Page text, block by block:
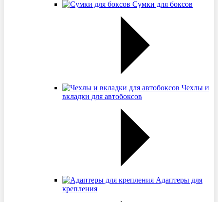
Сумки для боксов
Чехлы и
вкладки для автобоксов
Адаптеры для
крепления